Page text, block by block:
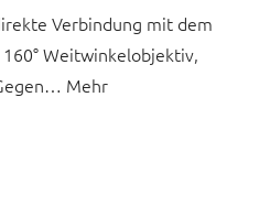
Verbindung mit dem
160° Weitwinkelobjektiv,
Mehr